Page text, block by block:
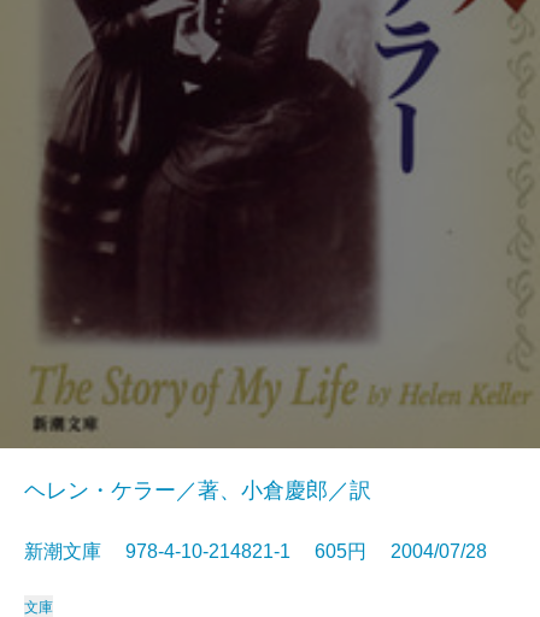
ヘレン・ケラー／著、小倉慶郎／訳
新潮文庫 978-4-10-214821-1 605円 2004/07/28
文庫